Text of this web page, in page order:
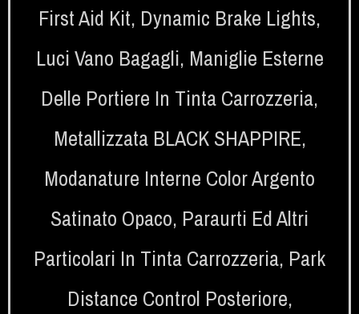
First Aid Kit, Dynamic Brake Lights,
Luci Vano Bagagli, Maniglie Esterne
Delle Portiere In Tinta Carrozzeria,
Metallizzata BLACK SHAPPIRE,
Modanature Interne Color Argento
Satinato Opaco, Paraurti Ed Altri
Particolari In Tinta Carrozzeria, Park
Distance Control Posteriore,